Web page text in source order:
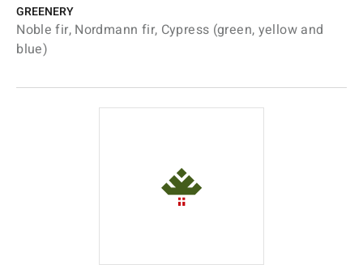
GREENERY
Noble fir, Nordmann fir, Cypress (green, yellow and
blue)